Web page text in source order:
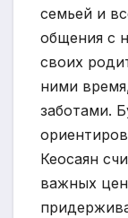
семьей и
общения с
своих
ними
заботами.
Кеосаян
важных